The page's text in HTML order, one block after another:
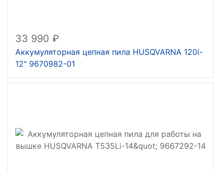
33 990
Аккумуляторная цепная пила HUSQVARNA 120i-
12" 9670982-01